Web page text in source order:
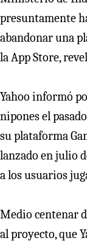
presuntamente
abandonar una
la App Store,
Yahoo informó
nipones el
su plataforma
lanzado en julio
a los usuarios
Medio centenar
al proyecto, que